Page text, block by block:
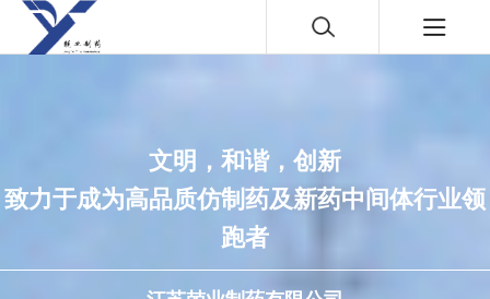
文明，和谐，创新
致力于成为高品质仿制药及新药中间体行业领
跑者